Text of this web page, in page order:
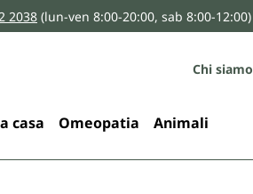
2038 (lun-ven 8:00-20:00, sab 8:00-12:00)
Chi siamo
casa Omeopatia Animali